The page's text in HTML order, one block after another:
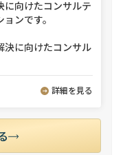
に向けたコンサルテ
ンです。
決に向けたコンサル
詳細を見る